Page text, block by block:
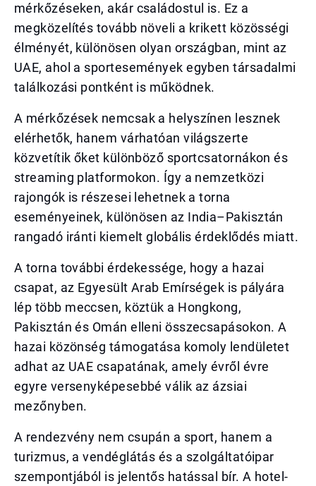
mérkőzéseken, akár családostul is. Ez a
megközelítés tovább növeli a krikett közösségi
élményét, különösen olyan országban, mint az
UAE, ahol a sportesemények egyben társadalmi
találkozási pontként is működnek.
A mérkőzések nemcsak a helyszínen lesznek
elérhetők, hanem várhatóan világszerte
közvetítik őket különböző sportcsatornákon és
streaming platformokon. Így a nemzetközi
rajongók is részesei lehetnek a torna
eseményeinek, különösen az India–Pakisztán
rangadó iránti kiemelt globális érdeklődés miatt.
A torna további érdekessége, hogy a hazai
csapat, az Egyesült Arab Emírségek is pályára
lép több meccsen, köztük a Hongkong,
Pakisztán és Omán elleni összecsapásokon. A
hazai közönség támogatása komoly lendületet
adhat az UAE csapatának, amely évről évre
egyre versenyképesebbé válik az ázsiai
mezőnyben.
A rendezvény nem csupán a sport, hanem a
turizmus, a vendéglátás és a szolgáltatóipar
szempontjából is jelentős hatással bír. A hotel-